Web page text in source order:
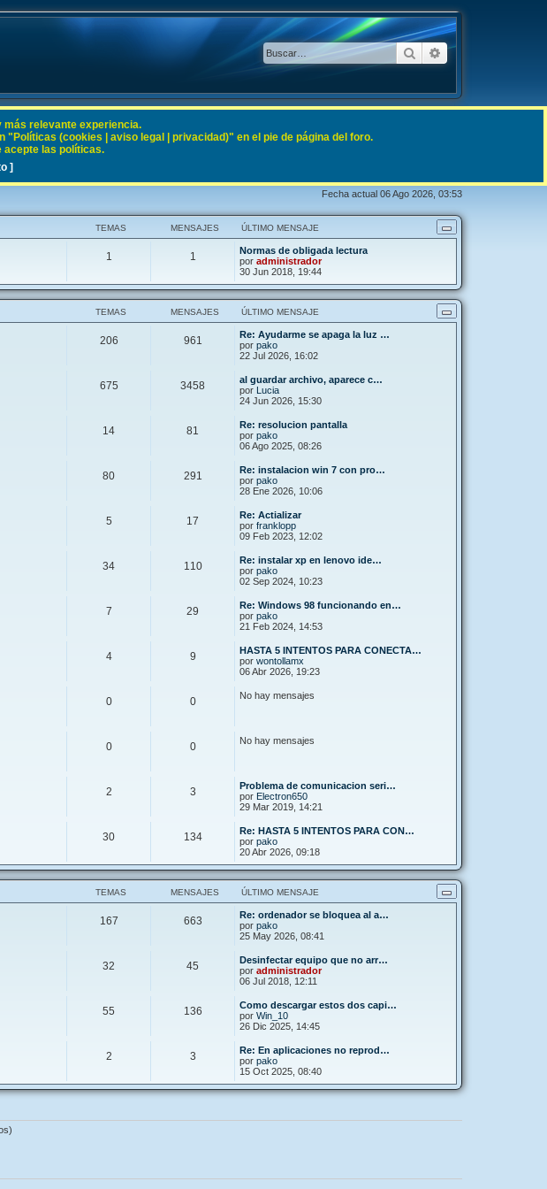
BuscarBúsqueda
Fecha actual 06 Ago 2026, 03:53
TEMAS MENSAJES ÚLTIMO MENSAJE
1 1
Normas de obligada lectura
por administrador
30 Jun 2018, 19:44
TEMAS MENSAJES ÚLTIMO MENSAJE
206 961
Re: Ayudarme se apaga la luz …
por pako
22 Jul 2026, 16:02
675 3458
al guardar archivo, aparece c…
por Lucia
24 Jun 2026, 15:30
14 81
Re: resolucion pantalla
por pako
06 Ago 2025, 08:26
80 291
Re: instalacion win 7 con pro…
por pako
28 Ene 2026, 10:06
5 17
Re: Actializar
por franklopp
09 Feb 2023, 12:02
34 110
Re: instalar xp en lenovo ide…
por pako
02 Sep 2024, 10:23
7 29
Re: Windows 98 funcionando en…
por pako
21 Feb 2024, 14:53
4 9
HASTA 5 INTENTOS PARA CONECTA…
por wontollamx
06 Abr 2026, 19:23
0 0 No hay mensajes
0 0 No hay mensajes
2 3
Problema de comunicacion seri…
por Electron650
29 Mar 2019, 14:21
30 134
Re: HASTA 5 INTENTOS PARA CON…
por pako
20 Abr 2026, 09:18
TEMAS MENSAJES ÚLTIMO MENSAJE
167 663
Re: ordenador se bloquea al a…
por pako
25 May 2026, 08:41
32 45
Desinfectar equipo que no arr…
por administrador
06 Jul 2018, 12:11
55 136
Como descargar estos dos capi…
por Win_10
26 Dic 2025, 14:45
2 3
Re: En aplicaciones no reprod…
por pako
15 Oct 2025, 08:40
más relevante experiencia.
(cookies | aviso legal | privacidad)" en el pie de página del foro.
acepte las políticas.
]